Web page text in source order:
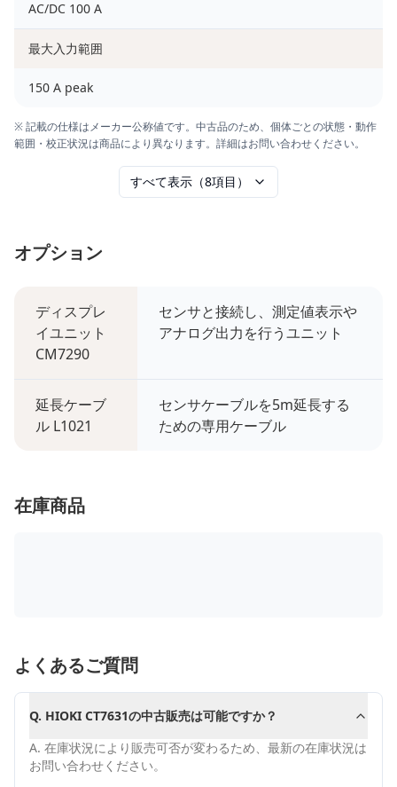
AC/DC 100 A
最大入力範囲
150 A peak
※ 記載の仕様はメーカー公称値です。中古品のため、個体ごとの状態・動作
範囲・校正状況は商品により異なります。詳細はお問い合わせください。
すべて表示（8項目）
オプション
ディスプレ
イユニット
CM7290
センサと接続し、測定値表示や
アナログ出力を行うユニット
延長ケーブ
ル L1021
センサケーブルを5m延長する
ための専用ケーブル
在庫商品
よくあるご質問
Q. HIOKI CT7631の中古販売は可能ですか？
A. 在庫状況により販売可否が変わるため、最新の在庫状況は
お問い合わせください。